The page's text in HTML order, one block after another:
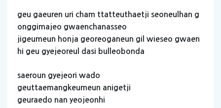
geu gaeuren uri cham ttatteuthaetji seoneulhan g
onggimajeo gwaenchanasseo
jigeumeun honja georeoganeun gil wieseo gwaen
hi geu gyejeoreul dasi bulleobonda
saeroun gyejeori wado
geuttaemangkeumeun anigetji
geuraedo nan yeojeonhi